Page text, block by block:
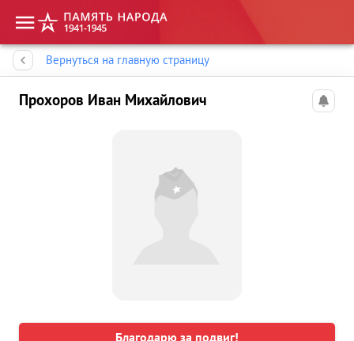
Вернуться на главную страницу
Прохоров Иван Михайлович
Благодарю за подвиг!
Память народа